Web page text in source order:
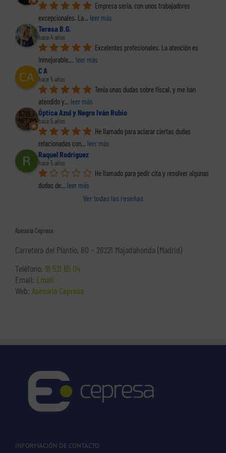
Empresa seria, con unos trabajadores
excepcionales. La... leer más
Teresa B.G.
hace 4 años
Excelentes profesionales. La atención es
inmejorable,... leer más
C A
hace 5 años
Tenia unas dudas sobre fiscal, y me han
atendido y... leer más
Óptica Azul y Negro Iván Rubio
hace 5 años
He llamado para aclarar ciertas dudas
relacionadas con... leer más
Raquel Rodriguez
hace 5 años
He llamado para pedir cita y resolver algunas
dudas de... leer más
Ver todas las reseñas
Asesoría Cepresa
Carretera del Plantío, 80 – 28221 Majadahonda (Madrid)
Teléfono: 91 531 65 04
Email: Email
Web: Asesoría Cepresa
INFORMACIÓN DE CONTACTO